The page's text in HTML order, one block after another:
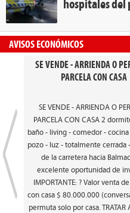
hospitales del
AVISOS ECONÓMICOS
SE VENDE - ARRIENDA O
PARCELA CON CASA
SE VENDE - ARRIENDA O
PARCELA CON CASA 2
baño - living - comedor - cocina
pozo - luz - totalmente cerrada
de la carretera hacia
excelente oportunidad de
IMPORTANTE: ? Valor venta
con casa $ 80.000.000
permuta solo por casa. TRATAR